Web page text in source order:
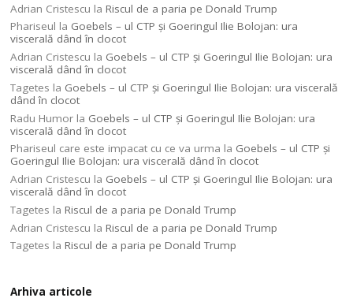
Adrian Cristescu laRiscul de a paria pe Donald Trump
Phariseul la Goebels – ul CTP şi Goeringul Ilie Bolojan: ura
viscerală dând în clocot
Adrian Cristescu la Goebels – ul CTP şi Goeringul Ilie Bolojan: ura
viscerală dând în clocot
Tagetes la Goebels – ul CTP şi Goeringul Ilie Bolojan: ura viscerală
dând în clocot
Radu Humor la Goebels – ul CTP şi Goeringul Ilie Bolojan: ura
viscerală dând în clocot
Phariseul care este impacat cu ce va urma la Goebels – ul CTP şi
Goeringul Ilie Bolojan: ura viscerală dând în clocot
Adrian Cristescu la Goebels – ul CTP şi Goeringul Ilie Bolojan: ura
viscerală dând în clocot
Tagetes laRiscul de a paria pe Donald Trump
Adrian Cristescu laRiscul de a paria pe Donald Trump
Tagetes laRiscul de a paria pe Donald Trump
Arhiva articole